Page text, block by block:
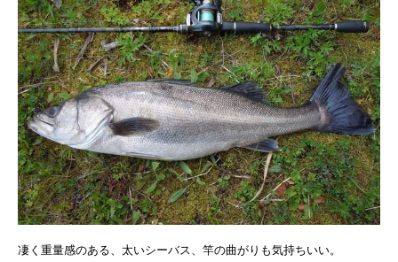
凄く重量感のある、太いシーバス、竿の曲がりも気持ちいい。